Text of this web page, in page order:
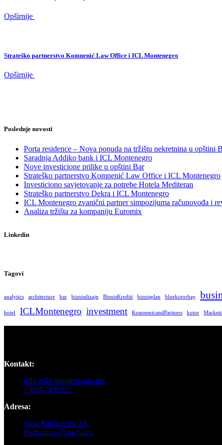
Opširnije
Strateško partnerstvo Komnenić Law Office i ICL Montenegro
Opširnije
Poslednje novosti
Porta residence – Nova ponuda na tržištu nekretnina u opštini
Saradnja Addiko bank i ICL Montenegro
Nove investicione prilike u opštini Bar
Strateško partnerstvo Komnenić Law Office i ICL Montenegro
Investiciono savjetovanje za potrebe Hotela Mediteran
Strateško partnerstvo Dekra i ICL Montenegro
ICL Montenegro zvanični partner simpozijuma računovođa i
Analiza tržišta za kompaniju Euromix
Linkedin
Tagovi
analytics architecture bar biznisdizajn BiznisKrediti biznisplan bluekotorbay
hotel ICLMontenegro investment KomnenicandPartners kotor
Kontakt:
office@iclmontenegro.me
+38267498323
Adresa:
Vasa Raičkovića 2A,
Podgorica, Crna Gora